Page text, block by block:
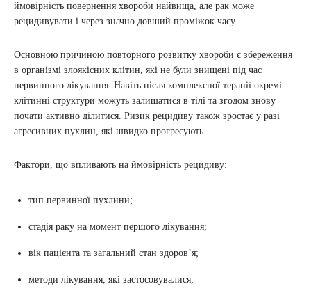
ймовірність повернення хвороби найвища, але рак може
рецидивувати і через значно довший проміжок часу.
Основною причиною повторного розвитку хвороби є збереження
в організмі злоякісних клітин, які не були знищені під час
первинного лікування. Навіть після комплексної терапії окремі
клітинні структури можуть залишатися в тілі та згодом знову
почати активно ділитися. Ризик рецидиву також зростає у разі
агресивних пухлин, які швидко прогресують.
Фактори, що впливають на ймовірність рецидиву:
тип первинної пухлини;
стадія раку на момент першого лікування;
вік пацієнта та загальний стан здоров’я;
методи лікування, які застосовувалися;